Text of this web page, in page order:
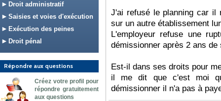
Droit administratif
Saisies et voies d'exécution
Exécution des peines
Droit pénal
Répondre aux questions
Créez votre profil pour
répondre gratuitement
aux questions
J'ai refusé le planning car il
sur un autre établissement
L'employeur refuse une
démissionner après 2 ans de
Est-il dans ses droits pour
il me dit que c'est moi
démissionner il n'a pas à